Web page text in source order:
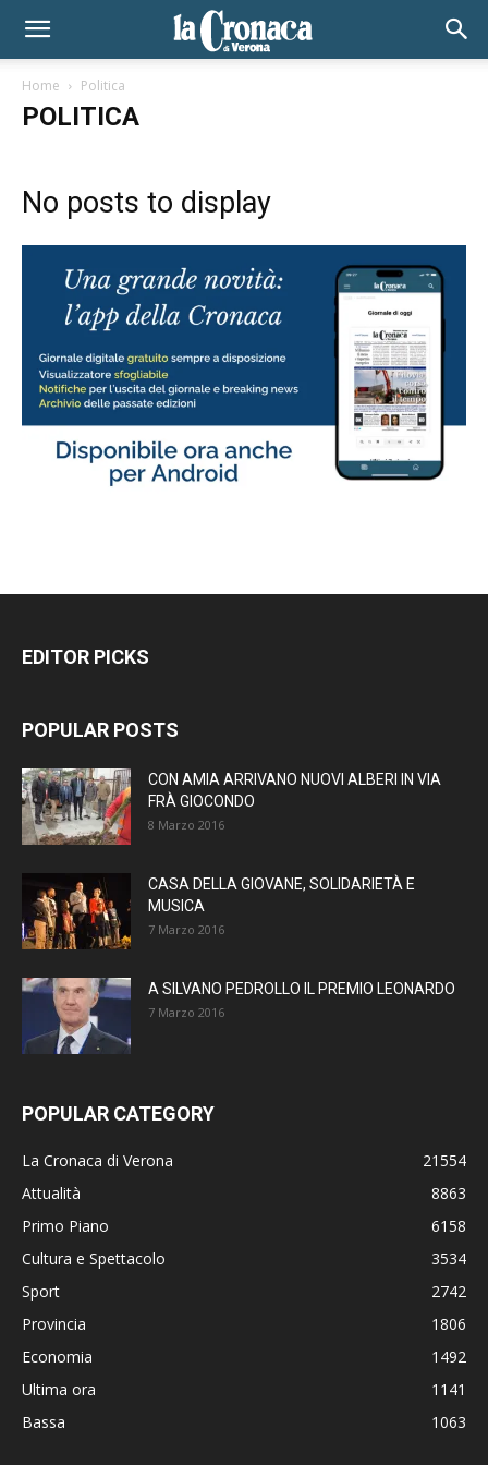
Home Politica
POLITICA
No posts to display
EDITOR PICKS
POPULAR POSTS
CON AMIA ARRIVANO NUOVI ALBERI IN VIA
FRÀ GIOCONDO
8 Marzo 2016
CASA DELLA GIOVANE, SOLIDARIETÀ E
MUSICA
7 Marzo 2016
A SILVANO PEDROLLO IL PREMIO LEONARDO
7 Marzo 2016
POPULAR CATEGORY
La Cronaca di Verona
21554
Attualità
8863
Primo Piano
6158
Cultura e Spettacolo
3534
Sport
2742
Provincia
1806
Economia
1492
Ultima ora
1141
Bassa
1063